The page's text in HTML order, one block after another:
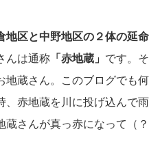
地区と中野地区の２体の延
んは通称 「赤地蔵」 です。
地蔵さん。このブログでも
、赤地蔵を川に投げ込んで
蔵さんが真っ赤になって（